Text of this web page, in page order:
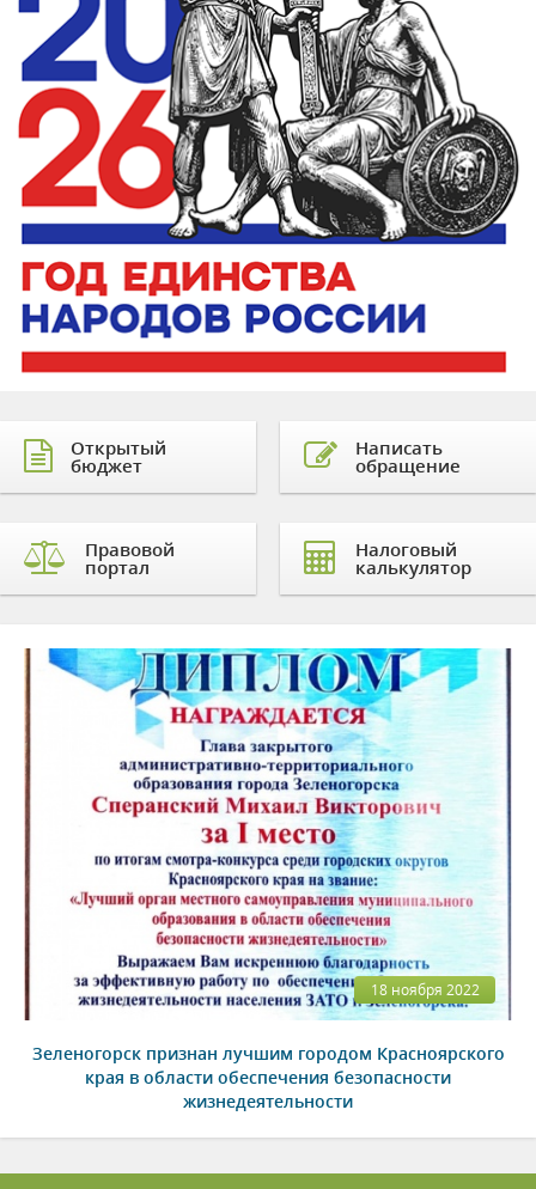
Открытый
бюджет
Правовой
портал
Написать
обращение
Налоговый
калькулятор
18 ноября 2022
Зеленогорск признан лучшим городом Красноярского
края в области обеспечения безопасности
жизнедеятельности